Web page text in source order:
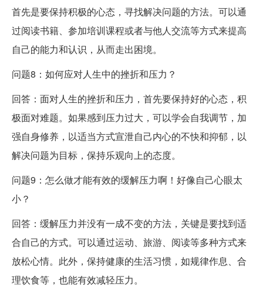
首先是要保持积极的心态，寻找解决问题的方法。可以通
过阅读书籍、参加培训课程或者与他人交流等方式来提高
自己的能力和认识，从而走出困境。
问题8：如何应对人生中的挫折和压力？
回答：面对人生的挫折和压力，首先要保持好的心态，积
极面对难题。如果感到压力过大，可以学会自我调节，加
强自身修养，以适当方式宣泄自己内心的不快和抑郁，以
解决问题为目标，保持乐观向上的态度。
问题9：怎么做才能有效的缓解压力啊！好像自己心眼太
小？
回答：缓解压力并没有一成不变的方法，关键是要找到适
合自己的方式。可以通过运动、旅游、阅读等多种方式来
放松心情。此外，保持健康的生活习惯，如规律作息、合
理饮食等，也能有效减轻压力。